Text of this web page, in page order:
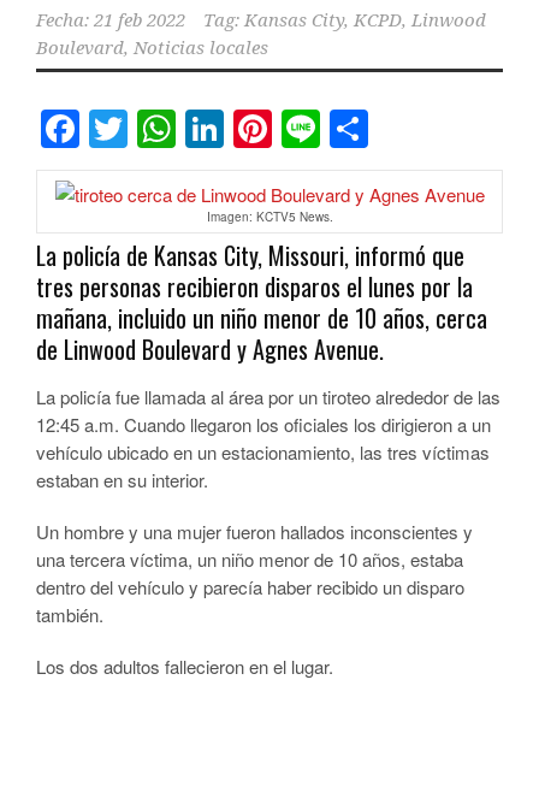
Fecha: 21 feb 2022 Tag: Kansas City, KCPD, Linwood
Boulevard, Noticias locales
Facebook
Twitter
WhatsApp
LinkedIn
Pinterest
Line
Imagen: KCTV5 News.
La policía de Kansas City, Missouri, informó que
tres personas recibieron disparos el lunes por la
mañana, incluido un niño menor de 10 años, cerca
de Linwood Boulevard y Agnes Avenue.
La policía fue llamada al área por un tiroteo alrededor de las
12:45 a.m. Cuando llegaron los oficiales los dirigieron a un
vehículo ubicado en un estacionamiento, las tres víctimas
estaban en su interior.
Un hombre y una mujer fueron hallados inconscientes y
una tercera víctima, un niño menor de 10 años, estaba
dentro del vehículo y parecía haber recibido un disparo
también.
Los dos adultos fallecieron en el lugar.